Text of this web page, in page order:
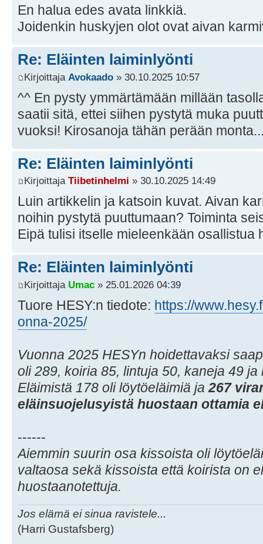
En halua edes avata linkkiä.
Joidenkin huskyjen olot ovat aivan
Re: Eläinten laiminlyönti
Kirjoittaja Avokaado » 30.10.2025 10:57
^^ En pysty ymmärtämään millään
saatii sitä, ettei siihen pystytä muka
vuoksi! Kirosanoja tähän perään
Re: Eläinten laiminlyönti
Kirjoittaja Tiibetinhelmi » 30.10.2025 14:49
Luin artikkelin ja katsoin kuvat. Aivan
noihin pystytä puuttumaan? Toiminta
Eipä tulisi itselle mieleenkään osallistua
Re: Eläinten laiminlyönti
Kirjoittaja Umac » 25.01.2026 04:39
Tuore HESY:n tiedote: https://
onna-2025/
Vuonna 2025 HESYn hoidettavaksi
oli 289, koiria 85, lintuja 50, kaneja 49
Eläimistä 178 oli löytöeläimiä ja 267
eläinsuojelusyistä huostaan ottamia
------
Aiemmin suurin osa kissoista oli
valtaosa sekä kissoista että koirista on
huostaanotettuja.
Jos elämä ei sinua ravistele...
(Harri Gustafsberg)